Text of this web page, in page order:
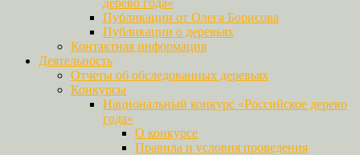
Публикации от Олега Борисова
Публикации о деревьях
Контактная информация
Деятельность
Отчеты об обследованных деревьях
Конкурсы
Национальный конкурс «Российское дерево
года»
О конкурсе
Правила и условия проведения